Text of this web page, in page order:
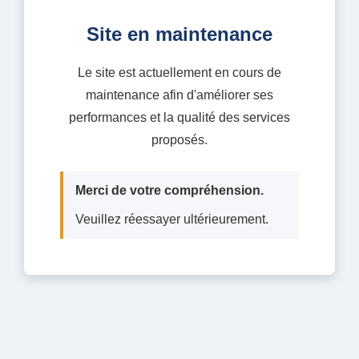
Site en maintenance
Le site est actuellement en cours de
maintenance afin d'améliorer ses
performances et la qualité des services
proposés.
Merci de votre compréhension.
Veuillez réessayer ultérieurement.